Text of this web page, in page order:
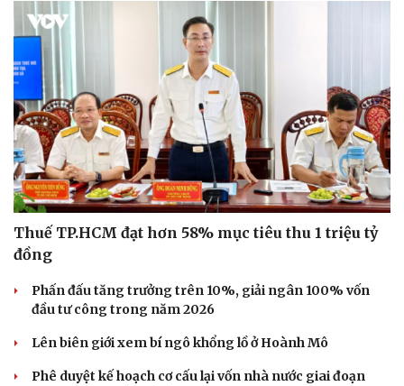
Thuế TP.HCM đạt hơn 58% mục tiêu thu 1 triệu tỷ
đồng
Phấn đấu tăng trưởng trên 10%, giải ngân 100% vốn
đầu tư công trong năm 2026
Lên biên giới xem bí ngô khổng lồ ở Hoành Mô
Phê duyệt kế hoạch cơ cấu lại vốn nhà nước giai đoạn